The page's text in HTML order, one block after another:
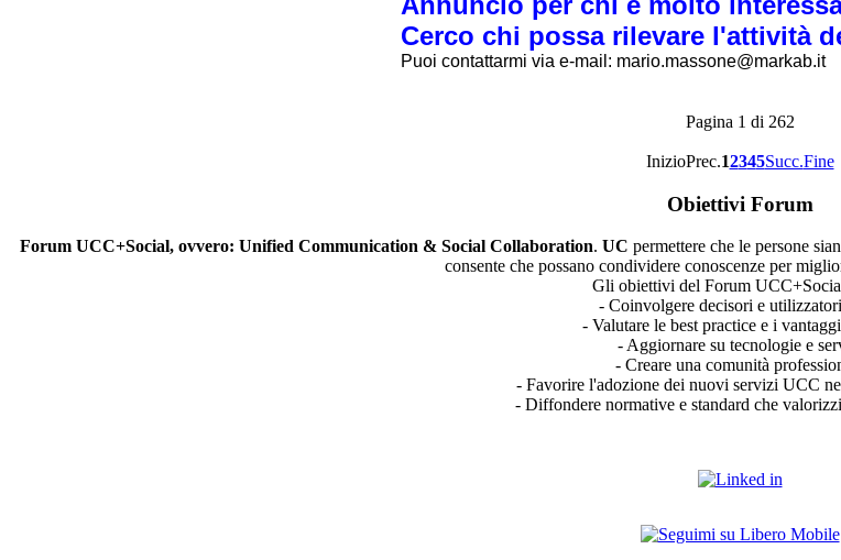
Cerco chi possa rilevare l'attività
Puoi contattarmi via e-mail: mario.massone@markab.it
Pagina 1 di 262
InizioPrec.12345Succ.Fine
Obiettivi Forum
Forum UCC+Social, ovvero: Unified Communication & Social Collaboration. UC permettere che le persone
consente che possano condividere conoscenze per
Gli obiettivi del Forum
- Coinvolgere decisori e
- Valutare le best practice e i
- Aggiornare su tecnologie e
- Creare una comunità
- Favorire l'adozione dei nuovi servizi UCC
- Diffondere normative e standard che